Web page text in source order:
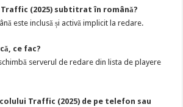
Traffic (2025) subtitrat în română?
este inclusă și activă implicit la redare.
ce fac?
serverul de redare din lista de playere
Traffic (2025) de pe telefon sau